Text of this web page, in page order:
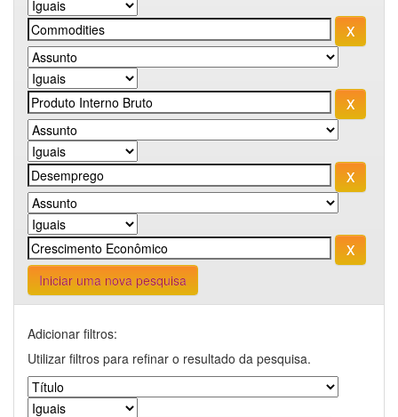
Iniciar uma nova pesquisa
Adicionar filtros:
Utilizar filtros para refinar o resultado da pesquisa.